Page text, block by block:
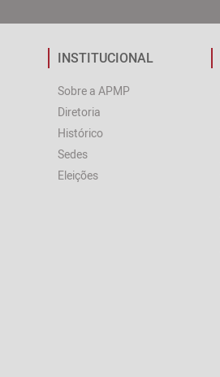
INSTITUCIONAL
Sobre a APMP
Diretoria
Histórico
Sedes
Eleições